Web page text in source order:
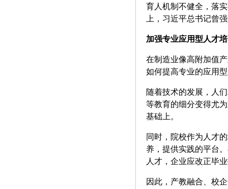
育人机制不健全，落
上，习近平总书记曾
加强专业应用型人才
在制造业像高附加值
如何提高专业的应用
随着技术的发展，人
等教育的细分变得尤
基础上。
同时，院校作为人才
养，提供实践的平台
人才，企业应改正毕
因此，产教融合、校